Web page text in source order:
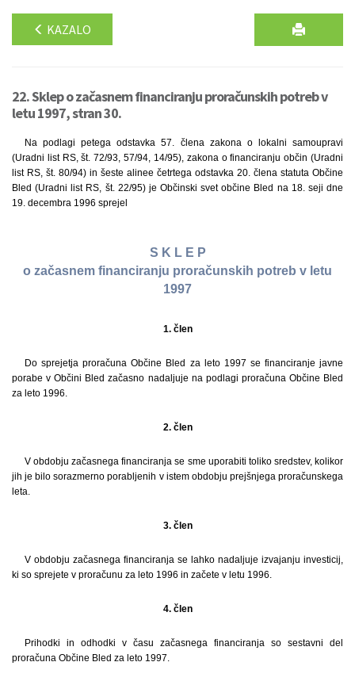
KAZALO
22. Sklep o začasnem financiranju proračunskih potreb v
letu 1997, stran 30.
Na podlagi petega odstavka 57. člena zakona o lokalni samoupravi
(Uradni list RS, št. 72/93, 57/94, 14/95), zakona o financiranju občin (Uradni
list RS, št. 80/94) in šeste alinee četrtega odstavka 20. člena statuta Občine
Bled (Uradni list RS, št. 22/95) je Občinski svet občine Bled na 18. seji dne
19. decembra 1996 sprejel
S K L E P
o začasnem financiranju proračunskih potreb v letu
1997
1. člen
Do sprejetja proračuna Občine Bled za leto 1997 se financiranje javne
porabe v Občini Bled začasno nadaljuje na podlagi proračuna Občine Bled
za leto 1996.
2. člen
V obdobju začasnega financiranja se sme uporabiti toliko sredstev, kolikor
jih je bilo sorazmerno porabljenih v istem obdobju prejšnjega proračunskega
leta.
3. člen
V obdobju začasnega financiranja se lahko nadaljuje izvajanju investicij,
ki so sprejete v proračunu za leto 1996 in začete v letu 1996.
4. člen
Prihodki in odhodki v času začasnega financiranja so sestavni del
proračuna Občine Bled za leto 1997.